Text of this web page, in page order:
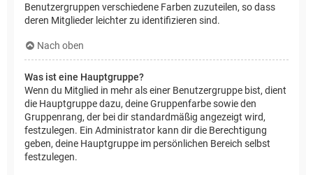
Benutzergruppen verschiedene Farben zuzuteilen, so dass
deren Mitglieder leichter zu identifizieren sind.
Nach oben
Was ist eine Hauptgruppe?
Wenn du Mitglied in mehr als einer Benutzergruppe bist, dient
die Hauptgruppe dazu, deine Gruppenfarbe sowie den
Gruppenrang, der bei dir standardmäßig angezeigt wird,
festzulegen. Ein Administrator kann dir die Berechtigung
geben, deine Hauptgruppe im persönlichen Bereich selbst
festzulegen.